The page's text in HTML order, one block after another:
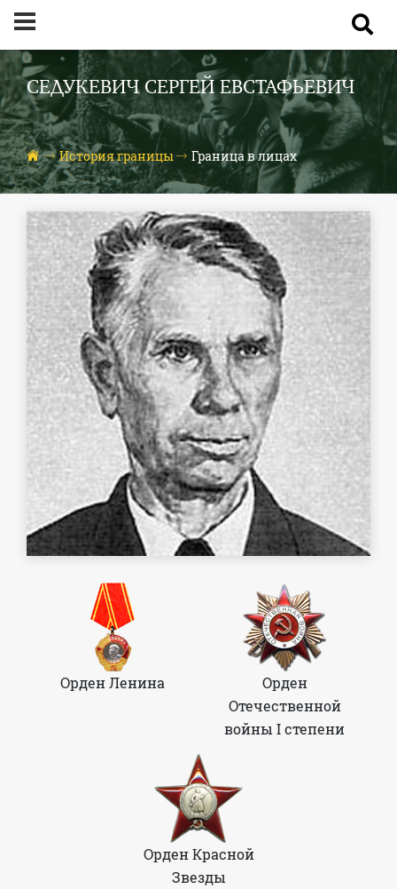
СЕДУКЕВИЧ СЕРГЕЙ ЕВСТАФЬЕВИЧ
История границы Граница в лицах
Орден Ленина
Орден
Отечественной
войны I степени
Орден Красной
Звезды